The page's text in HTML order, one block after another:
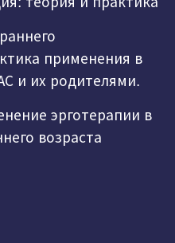
применения в
и их родителями.
эрготерапии в
возраста